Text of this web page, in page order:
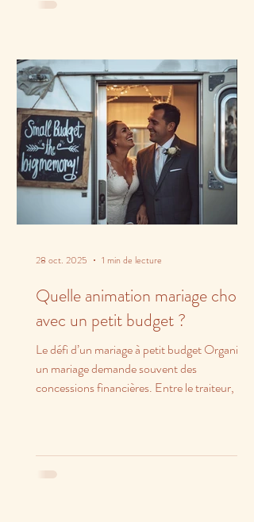
Quelle animation mariage choisir
avec un petit budget ?
Le défi d’un mariage à petit budget Organiser
un mariage demande souvent des
concessions financières. Entre le traiteur, la
28 oct. 2025 1 min de lecture